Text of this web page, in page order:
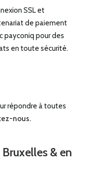
SSL et
de paiement
payconiq pour des
en toute sécurité.
répondre à toutes
nous.
& en